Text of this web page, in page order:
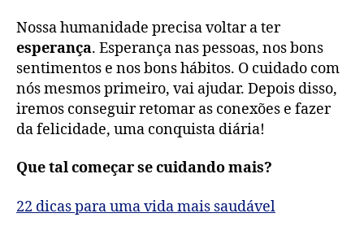
Nossa humanidade precisa voltar a ter
esperança. Esperança nas pessoas, nos bons
sentimentos e nos bons hábitos. O cuidado com
nós mesmos primeiro, vai ajudar. Depois disso,
iremos conseguir retomar as conexões e fazer
da felicidade, uma conquista diária!
Que tal começar se cuidando mais?
22 dicas para uma vida mais saudável